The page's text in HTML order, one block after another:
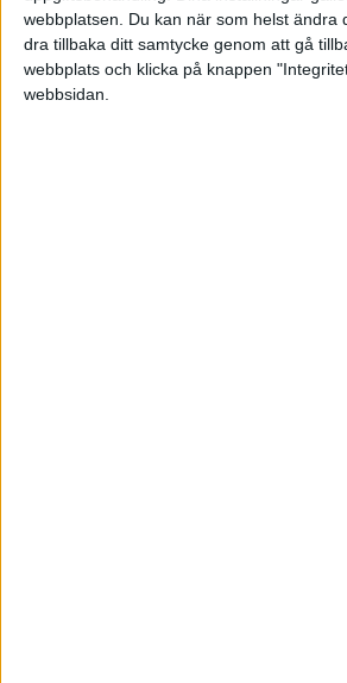
webbplatsen. Du kan när som helst ändra
dra tillbaka ditt samtycke genom att gå
webbplats och klicka på knappen
webbsidan.
2010-09-23 17:04
Rör säg väl om cirka 1,5 gånger